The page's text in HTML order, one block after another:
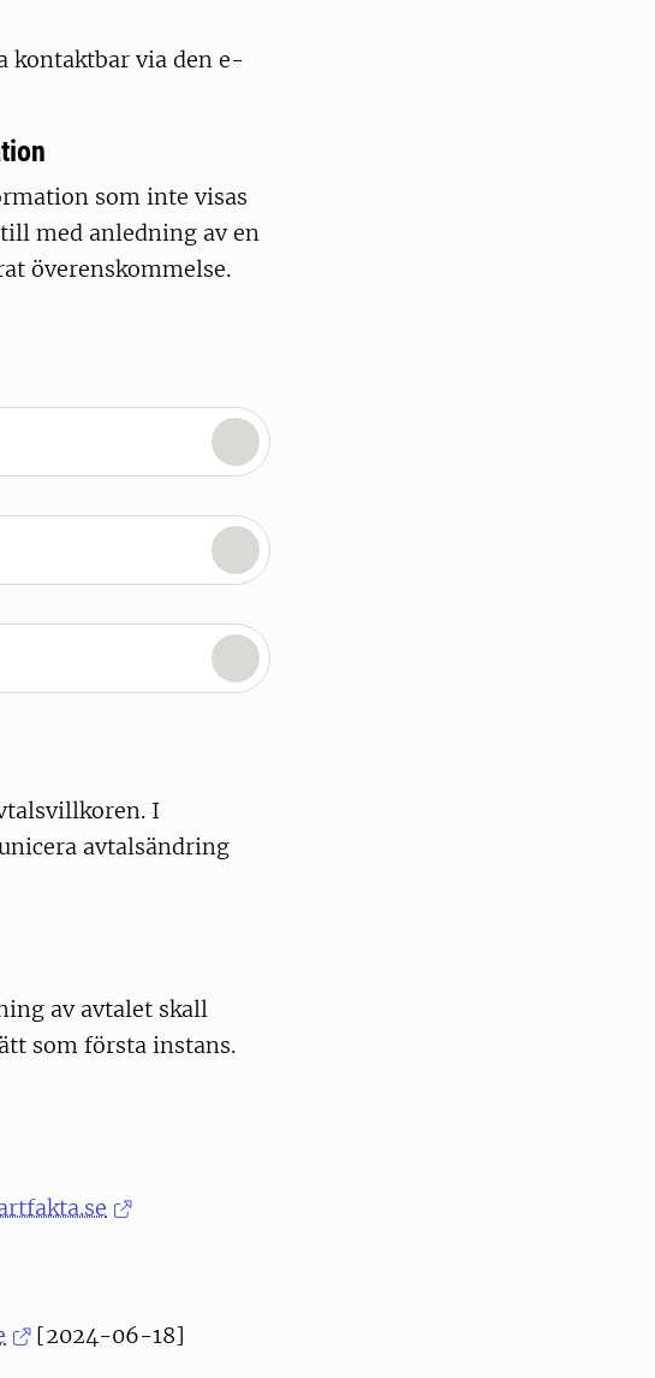
kontaktbar via den e-
som inte visas
med anledning av en
överenskommelse.
I
avtalsändring
av avtalet skall
som första instans.
[2024-06-18]